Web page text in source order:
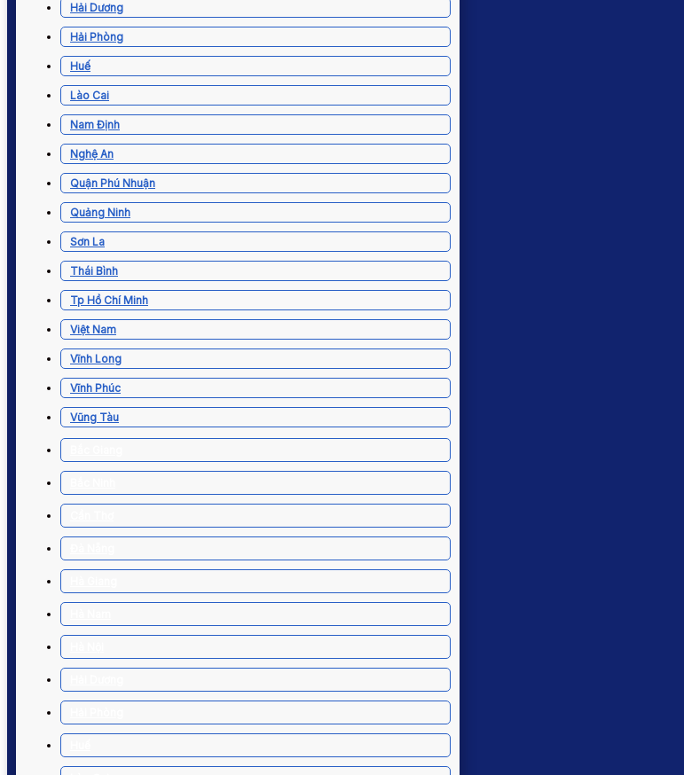
Hải Dương
Hải Phòng
Huế
Lào Cai
Nam Định
Nghệ An
Quận Phú Nhuận
Quảng Ninh
Sơn La
Thái Bình
Tp Hồ Chí Minh
Việt Nam
Vĩnh Long
Vĩnh Phúc
Vũng Tàu